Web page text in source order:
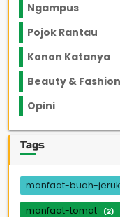
Ngampus
Pojok Rantau
Konon Katanya
Beauty & Fashion
Opini
Tags
manfaat-buah-jeruk
manfaat-tomat (2)